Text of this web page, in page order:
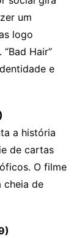
um
logo
Hair”
e
a história
de cartas
O filme
cheia de